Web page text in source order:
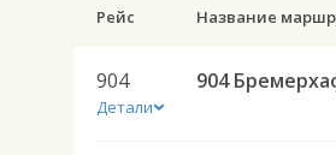
Рейс Название
904
Детали